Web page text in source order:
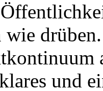
wie
und